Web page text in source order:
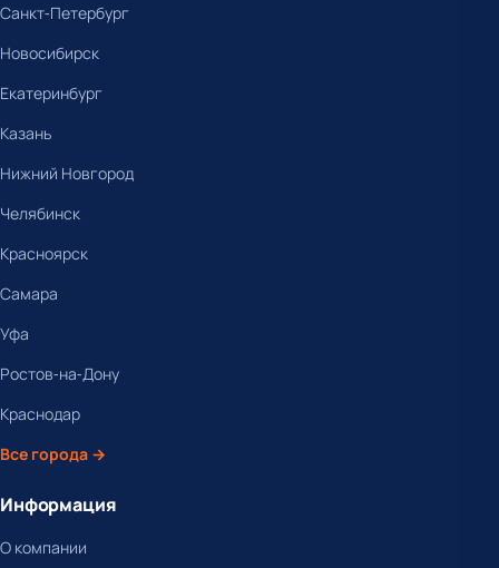
Санкт-Петербург
Новосибирск
Екатеринбург
Казань
Нижний Новгород
Челябинск
Красноярск
Самара
Уфа
Ростов-на-Дону
Краснодар
Все города →
Информация
О компании